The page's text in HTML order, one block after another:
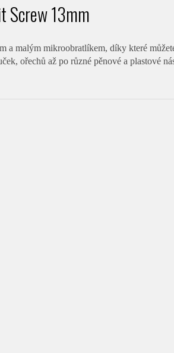
Screw 13mm
a malým mikroobratlíkem, díky které
ořechů až po různé pěnové a plastové